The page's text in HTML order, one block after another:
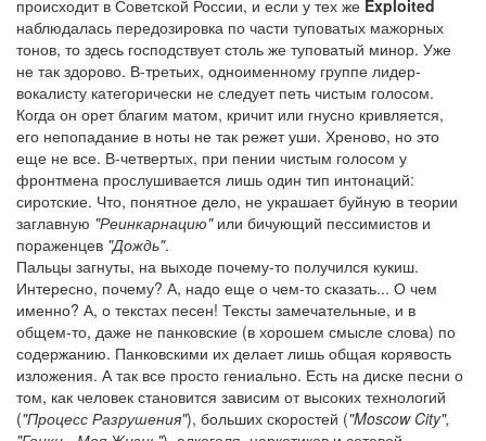
происходит в Советской России, и если у тех же Exploited
наблюдалась передозировка по части туповатых мажорных
тонов, то здесь господствует столь же туповатый минор. Уже
не так здорово. В-третьих, одноименному группе лидер-
вокалисту категорически не следует петь чистым голосом.
Когда он орет благим матом, кричит или гнусно кривляется,
его непопадание в ноты не так режет уши. Хреново, но это
еще не все. В-четвертых, при пении чистым голосом у
фронтмена прослушивается лишь один тип интонаций:
сиротские. Что, понятное дело, не украшает буйную в теории
заглавную "Реинкарнацию"или бичующий пессимистов и
пораженцев "Дождь".
Пальцы загнуты, на выходе почему-то получился кукиш.
Интересно, почему? А, надо еще о чем-то сказать... О чем
именно? А, о текстах песен! Тексты замечательные, и в
общем-то, даже не панковские (в хорошем смысле слова) по
содержанию. Панковскими их делает лишь общая корявость
изложения. А так все просто гениально. Есть на диске песни о
том, как человек становится зависим от высоких технологий
("Процесс Разрушения"), больших скоростей ("Moscow City",